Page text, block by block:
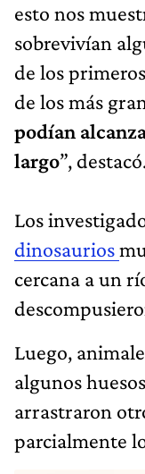
esto nos
sobrevivían
de los
de los más
podían
largo”,
Los
dinosaurios
cercana a un
Luego,
algunos
arrastraron
parcialmente